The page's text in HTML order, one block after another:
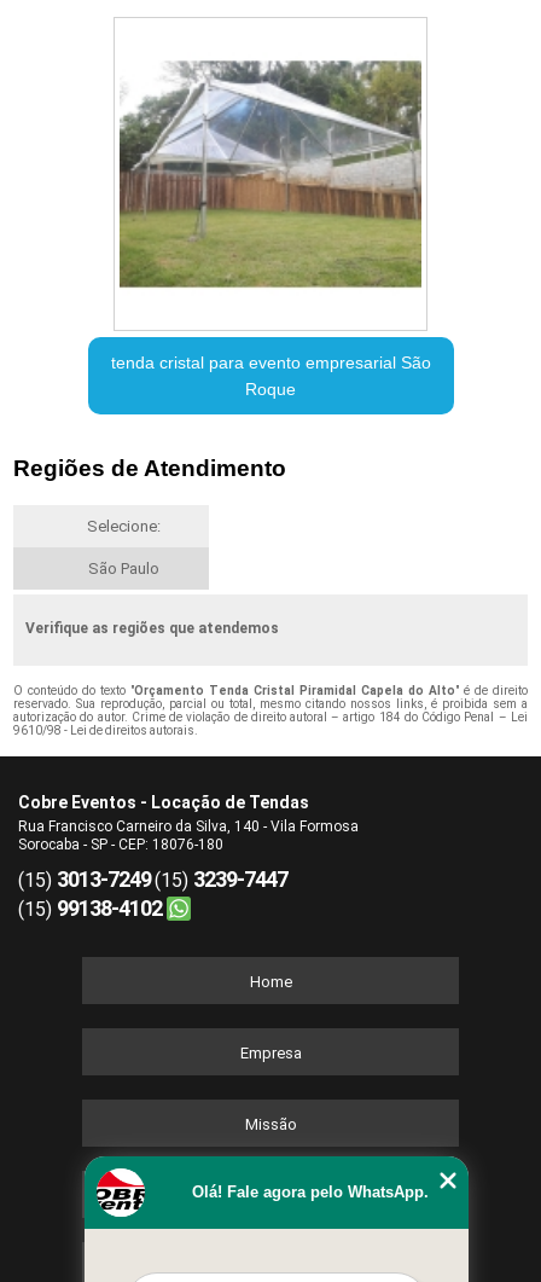
tenda cristal para evento empresarial São
Roque
Regiões de Atendimento
Selecione:
São Paulo
Verifique as regiões que atendemos
O conteúdo do texto "Orçamento Tenda Cristal Piramidal Capela do Alto" é de direito
reservado. Sua reprodução, parcial ou total, mesmo citando nossos links, é proibida sem a
autorização do autor. Crime de violação de direito autoral – artigo 184 do Código Penal – Lei
9610/98 - Lei de direitos autorais.
Cobre Eventos - Locação de Tendas
Rua Francisco Carneiro da Silva, 140 - Vila Formosa
Sorocaba - SP - CEP: 18076-180
(15) 3013-7249(15) 3239-7447
(15) 99138-4102
Home
Empresa
Missão
Serviços
Olá! Fale agora pelo WhatsApp.